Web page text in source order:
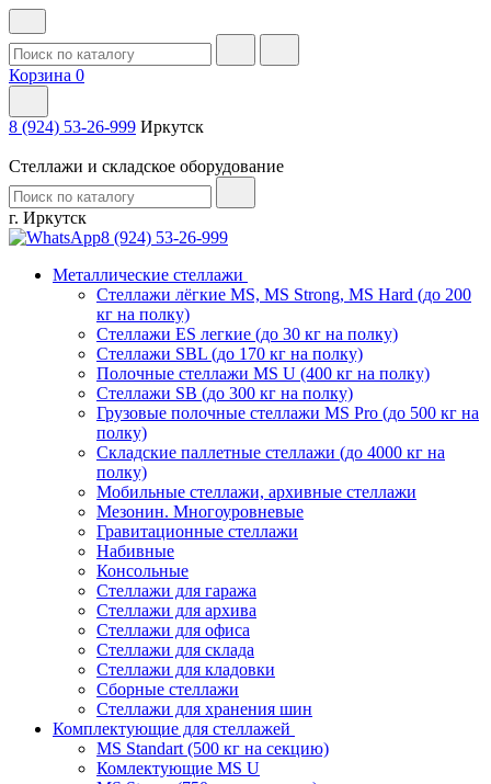
Корзина 0
8 (924) 53-26-999 Иркутск
Стеллажи и складское оборудование
г. Иркутск
8 (924) 53-26-999
Металлические стеллажи
Стеллажи лёгкие MS, MS Strong, MS Hard (до 200
кг на полку)
Стеллажи ES легкие (до 30 кг на полку)
Стеллажи SBL (до 170 кг на полку)
Полочные стеллажи MS U (400 кг на полку)
Стеллажи SB (до 300 кг на полку)
Грузовые полочные стеллажи MS Pro (до 500 кг на
полку)
Складские паллетные стеллажи (до 4000 кг на
полку)
Мобильные стеллажи, архивные стеллажи
Мезонин. Многоуровневые
Гравитационные стеллажи
Набивные
Консольные
Стеллажи для гаража
Стеллажи для архива
Стеллажи для офиса
Стеллажи для склада
Стеллажи для кладовки
Сборные стеллажи
Стеллажи для хранения шин
Комплектующие для стеллажей
MS Standart (500 кг на секцию)
Комлектующие MS U